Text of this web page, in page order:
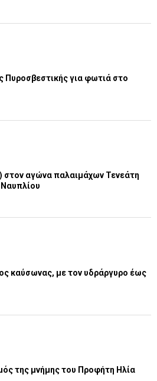
Πυροσβεστικής για φωτιά στο
στον αγώνα παλαιμάχων Τενεάτη
καύσωνας, με τον υδράργυρο έως
της μνήμης του Προφήτη Ηλία